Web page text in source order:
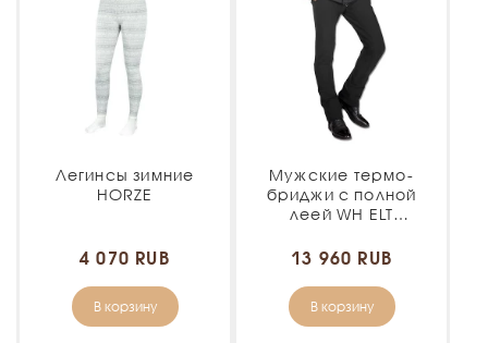
Легинсы зимние
HORZE
4 070 RUB
В корзину
Мужские термо-
бриджи с полной
леей WH ELT
13 960 RUB
В корзину